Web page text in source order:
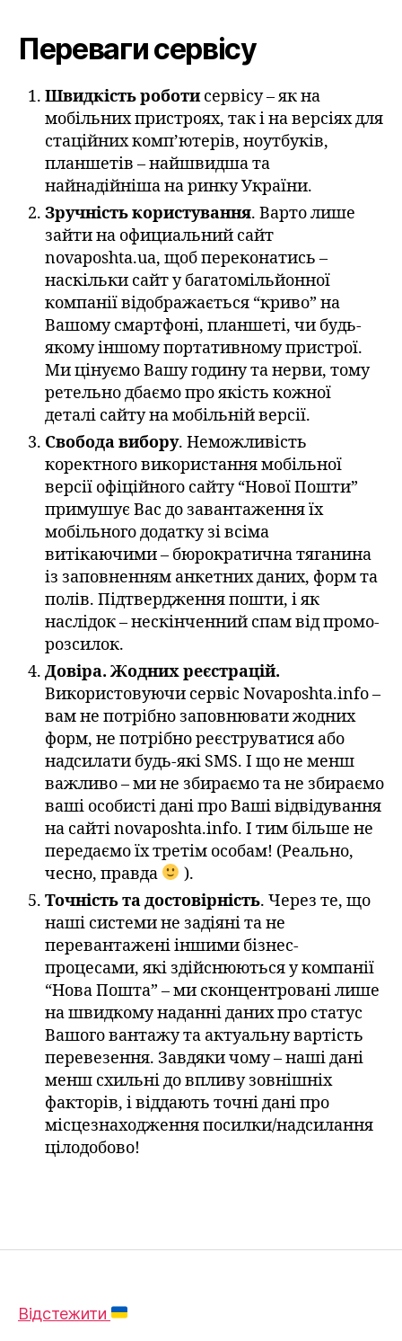
Переваги сервісу
Швидкість роботисервісу – як на
мобільних пристроях, так і на версіях для
стаційних комп’ютерів, ноутбуків,
планшетів – найшвидша та
найнадійніша на ринку України.
Зручність користування. Варто лише
зайти на официальний сайт
novaposhta.ua, щоб переконатись –
наскільки сайт у багатомільйонної
компанії відображається “криво” на
Вашому смартфоні, планшеті, чи будь-
якому іншому портативному пристрої.
Ми цінуємо Вашу годину та нерви, тому
ретельно дбаємо про якість кожної
деталі сайту на мобільній версії.
Свобода вибору. Неможливість
коректного використання мобільної
версії офіційного сайту “Нової Пошти”
примушує Вас до завантаження їх
мобільного додатку зі всіма
витікаючими – бюрократична тяганина
із заповненням анкетних даних, форм та
полів. Підтвердження пошти, і як
наслідок – нескінченний спам від промо-
розсилок.
Довіра. Жодних реєстрацій.
Використовуючи сервіс Novaposhta.info –
вам не потрібно заповнювати жодних
форм, не потрібно реєструватися або
надсилати будь-які SMS. І що не менш
важливо – ми не збираємо та не збираємо
ваші особисті дані про Ваші відвідування
на сайті novaposhta.info. І тим більше не
передаємо їх третім особам! (Реально,
чесно, правда
).
Точність та достовірність. Через те, що
наші системи не задіяні та не
перевантажені іншими бізнес-
процесами, які здійснюються у компанії
“Нова Пошта” – ми сконцентровані лише
на швидкому наданні даних про статус
Вашого вантажу та актуальну вартість
перевезення. Завдяки чому – наші дані
менш схильні до впливу зовнішніх
факторів, і віддають точні дані про
місцезнаходження посилки/надсилання
цілодобово!
Відстежити